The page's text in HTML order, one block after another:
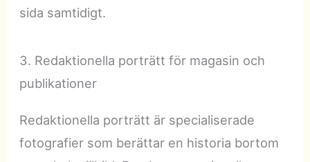
sida samtidigt.
3. Redaktionella porträtt för magasin och
publikationer
Redaktionella porträtt är specialiserade
fotografier som berättar en historia bortom